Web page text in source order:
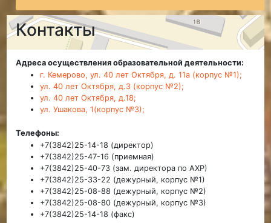
Контакты
Адреса осуществления образовательной деятельности:
г. Кемерово, ул. 40 лет Октября, д. 11а (корпус №1);
ул. 40 лет Октября, д.3 (корпус №2);
ул. 40 лет Октября, д.18;
ул. Ушакова, 1(корпус №3);
Телефоны:
+7(3842)25-14-18 (директор)
+7(3842)25-47-16 (приемная)
+7(3842)25-40-73 (зам. директора по АХР)
+7(3842)25-33-22 (дежурный, корпус №1)
+7(3842)25-08-88 (дежурный, корпус №2)
+7(3842)25-08-80 (дежурный, корпус №3)
+7(3842)25-14-18 (факс)